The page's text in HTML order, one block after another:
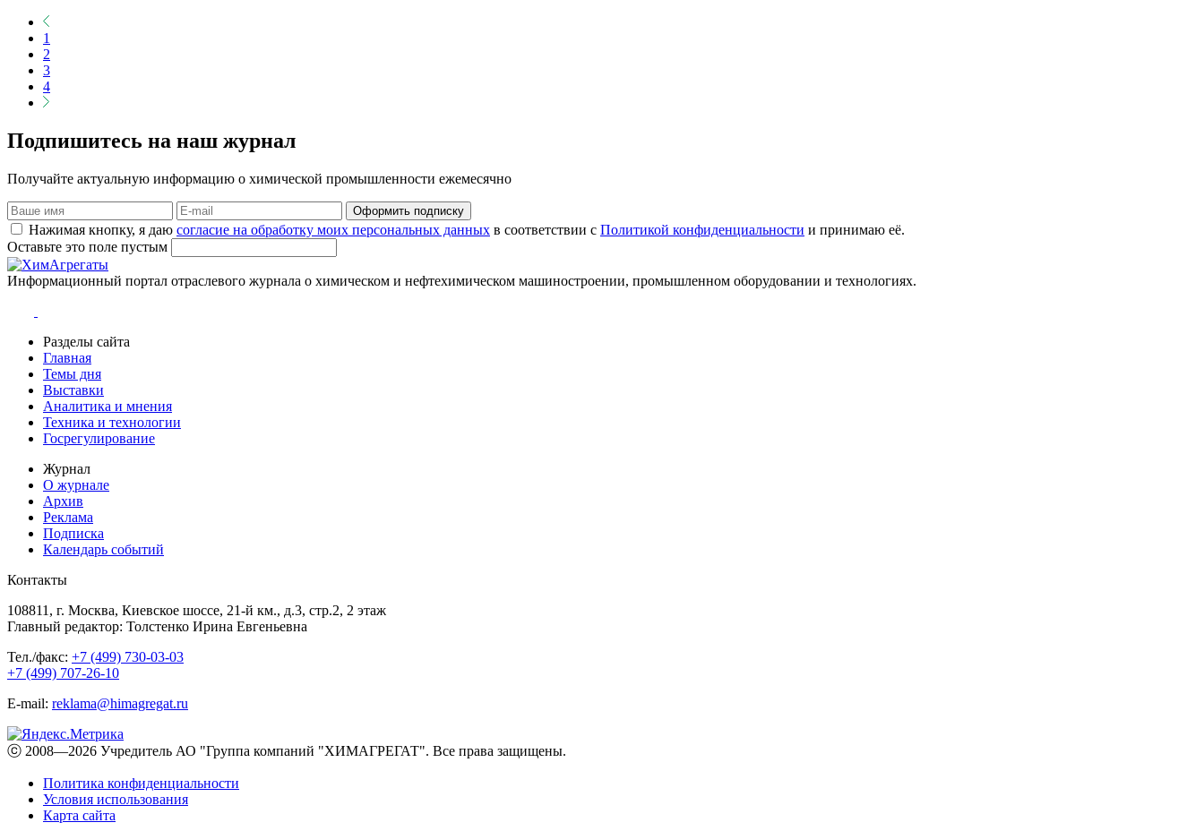
1
2
3
4
Подпишитесь на наш журнал
Получайте актуальную информацию о химической промышленности ежемесячно
Оформить подписку
Нажимая кнопку, я даю согласие на обработку моих персональных данных в соответствии с Политикой конфиденциальности и принимаю её.
Оставьте это поле пустым
Информационный портал отраслевого журнала о химическом и нефтехимическом машиностроении, промышленном оборудовании и технологиях.
Разделы сайта
Главная
Темы дня
Выставки
Аналитика и мнения
Техника и технологии
Госрегулирование
Журнал
О журнале
Архив
Реклама
Подписка
Календарь событий
Контакты
108811, г. Москва, Киевское шоссе, 21-й км., д.3, стр.2, 2 этаж
Главный редактор: Толстенко Ирина Евгеньевна
Тел./факс: +7 (499) 730-03-03
+7 (499) 707-26-10
E-mail: reklama@himagregat.ru
ⓒ 2008—2026 Учредитель АО "Группа компаний "ХИМАГРЕГАТ". Все права защищены.
Политика конфиденциальности
Условия использования
Карта сайта